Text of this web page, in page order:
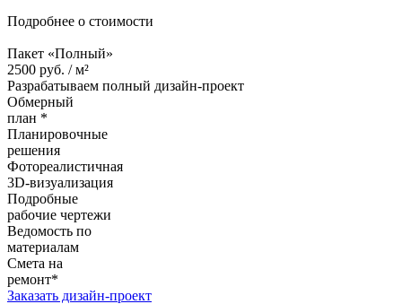
Подробнее о стоимости
Пакет «Полный»
2500 руб. /м²
Разрабатываем полный дизайн-проект
Обмерный
план *
Планировочные
решения
Фотореалистичная
3D-визуализация
Подробные
рабочие чертежи
Ведомость по
материалам
Смета на
ремонт*
Заказать дизайн-проект